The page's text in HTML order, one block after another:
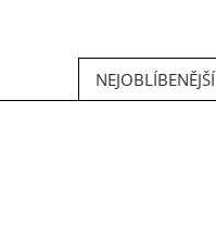
NEJOBLÍBENĚJŠÍ